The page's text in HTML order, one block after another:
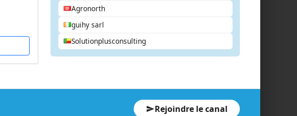
Agronorth
guihy sarl
Solutionplusconsulting
Rejoindre le canal